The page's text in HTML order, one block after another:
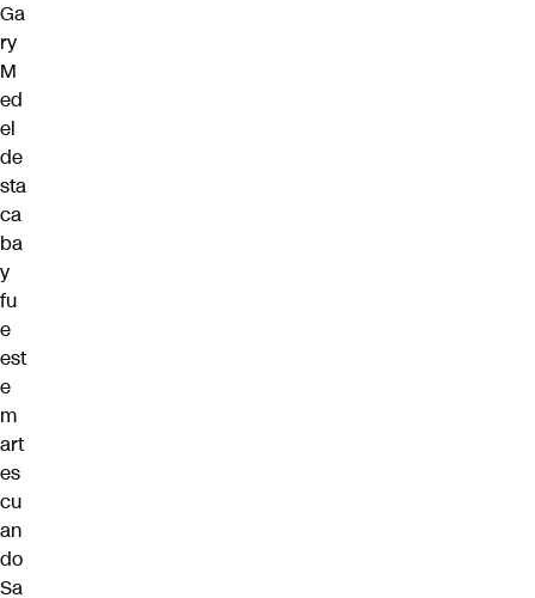
Ga
ry
M
ed
el
de
sta
ca
ba
y
fu
e
est
e
m
art
es
cu
an
do
Sa